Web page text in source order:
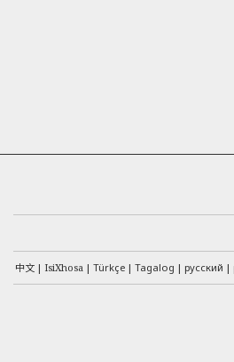
русский
Tagalog
Türkçe
IsiXhosa
中文